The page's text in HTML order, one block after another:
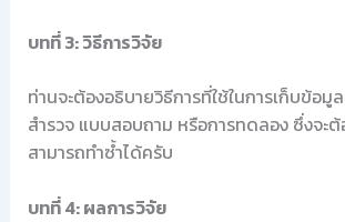
บทที่ 3: วิธีการวิจัย
ท่านจะต้องอธิบายวิธีการที่ใช้ในการเก็บข้อมู
สำรวจ แบบสอบถาม หรือการทดลอง ซึ่งจะต้
สามารถทำซ้ำได้ครับ
บทที่ 4: ผลการวิจัย